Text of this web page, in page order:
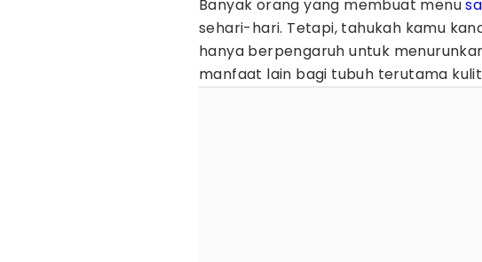
Banyak orang yang membuat menu
sehari-hari. Tetapi, tahukah kamu
hanya berpengaruh untuk
manfaat lain bagi tubuh terutama